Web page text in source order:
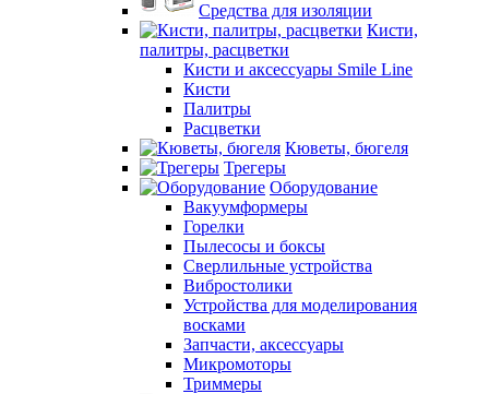
Средства для изоляции
Кисти,
палитры, расцветки
Кисти и аксессуары Smile Line
Кисти
Палитры
Расцветки
Кюветы, бюгеля
Трегеры
Оборудование
Вакуумформеры
Горелки
Пылесосы и боксы
Сверлильные устройства
Вибростолики
Устройства для моделирования
восками
Запчасти, аксессуары
Микромоторы
Триммеры